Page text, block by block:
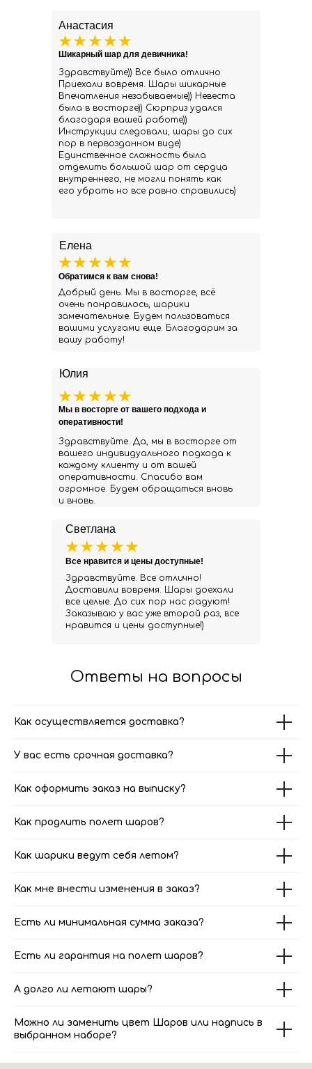
Юлия
Здравствуйте. Да, мы в восторге от
вашего индивидуального подхода к
каждому клиенту и от вашей
оперативности. Спасибо вам
огромное. Будем обращаться вновь
и вновь.
Мы в восторге от вашего подхода и
оперативности!
Светлана
Здравствуйте. Все отлично!
Доставили вовремя. Шары доехали
все целые. До сих пор нас радуют!
Заказываю у вас уже второй раз, все
нравится и цены доступные!)
Все нравится и цены доступные!
Елена
Добрый день. Мы в восторге, всё
очень понравилось, шарики
замечательные. Будем пользоваться
вашими услугами еще. Благодарим за
вашу работу!
Обратимся к вам снова!
Анастасия
Здравствуйте)) Все было отлично
Приехали вовремя. Шары шикарные
Впечатления незабываемые)) Невеста
была в восторге)) Сюрприз удался
благодаря вашей работе))
Инструкции следовали, шары до сих
пор в первозданном виде)
Единственное сложность была
отделить большой шар от сердца
внутреннего, не могли понять как
его убрать но все равно справились)
Шикарный шар для девичника!
Ответы на вопросы
Как осуществляется доставка?
У вас есть срочная доставка?
Как оформить заказ на выписку?
Как продлить полет шаров?
Как шарики ведут себя летом?
Как мне внести изменения в заказ?
Есть ли минимальная сумма заказа?
Есть ли гарантия на полет шаров?
А долго ли летают шары?
Можно ли заменить цвет Шаров или надпись в
выбранном наборе?